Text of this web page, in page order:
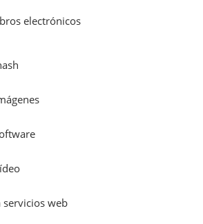
electrónicos
servicios web